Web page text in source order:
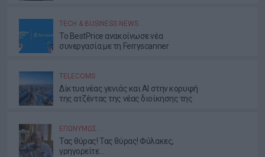
TECH & BUSINESS NEWS
Το BestPrice ανακοίνωσε νέα
συνεργασία με τη Ferryscanner
TELECOMS
Δίκτυα νέας γενιάς και AI στην κορυφή
της ατζέντας της νέας διοίκησης της
ΕΠΩΝΎΜΩΣ…
Τας θύρας! Τας θύρας! Φύλακες,
γρηγορείτε…